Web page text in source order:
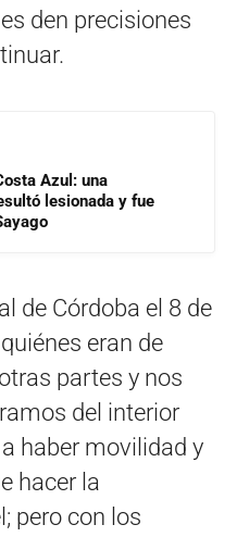
den precisiones
Azul: una
lesionada y fue
de Córdoba el 8 de
eran de
partes y nos
del interior
haber movilidad y
hacer la
pero con los